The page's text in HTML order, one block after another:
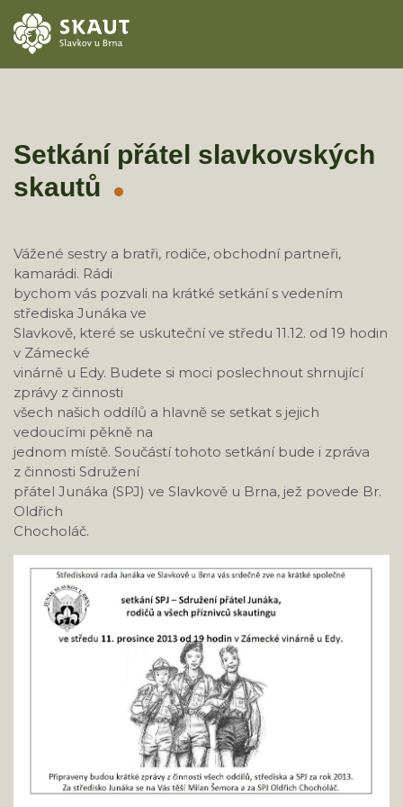
ODDÍLY
KONTAKTY
TÁBORY
Setkání přátel slavkovských
skautů
Vážené sestry a bratři, rodiče, obchodní partneři,
kamarádi. Rádi
bychom vás pozvali na krátké setkání s vedením
střediska Junáka ve
Slavkově, které se uskuteční ve středu 11.12. od 19 hodin
v Zámecké
vinárně u Edy. Budete si moci poslechnout shrnující
zprávy z činnosti
všech našich oddílů a hlavně se setkat s jejich
vedoucími pěkně na
jednom místě. Součástí tohoto setkání bude i zpráva
z činnosti Sdružení
přátel Junáka (SPJ) ve Slavkově u Brna, jež povede Br.
Oldřich
Chocholáč.